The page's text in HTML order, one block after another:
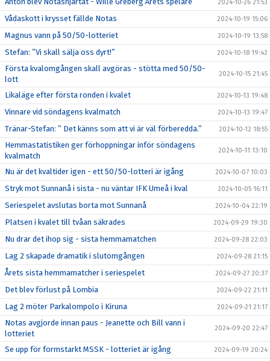
2024-10-26 21:53
Vådaskott i krysset fällde Notas 2024-10-19 15:06
Magnus vann på 50/50-lotteriet 2024-10-19 13:58
Stefan: ”Vi skall sälja oss dyrt!” 2024-10-18 19:42
Första kvalomgången skall avgöras - stötta med 50/50-
lott
2024-10-15 21:45
Likaläge efter första ronden i kvalet 2024-10-13 19:48
Vinnare vid söndagens kvalmatch 2024-10-13 19:47
Tränar-Stefan: ” Det känns som att vi är väl förberedda.” 2024-10-12 18:55
Hemmastatistiken ger förhoppningar inför söndagens
kvalmatch
2024-10-11 13:10
Nu är det kvaltider igen - ett 50/50-lotteri är igång 2024-10-07 10:03
Stryk mot Sunnanå i sista - nu väntar IFK Umeå i kval 2024-10-05 16:11
Seriespelet avslutas borta mot Sunnanå 2024-10-04 22:19
Platsen i kvalet till tvåan säkrades 2024-09-29 19:30
Nu drar det ihop sig - sista hemmamatchen 2024-09-28 22:03
Lag 2 skapade dramatik i slutomgången 2024-09-28 21:15
Årets sista hemmamatcher i seriespelet 2024-09-27 20:37
Det blev förlust på Lombia 2024-09-22 21:11
Lag 2 möter Parkalompolo i Kiruna 2024-09-21 21:17
Notas avgjorde innan paus - Jeanette och Bill vann i
lotteriet
2024-09-20 22:47
Se upp för formstarkt MSSK - lotteriet är igång 2024-09-19 20:24